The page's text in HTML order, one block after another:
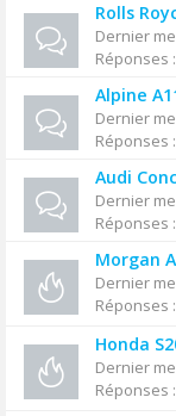
Rolls
Dernier
Réponses :
Alpine
Dernier
Réponses :
Audi
Dernier
Réponses :
Morgan
Dernier
Réponses :
Honda
Dernier
Réponses :